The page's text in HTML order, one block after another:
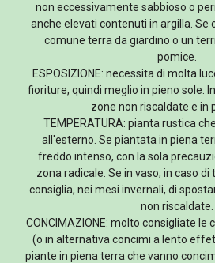
non eccessivamente sabbioso o
anche elevati contenuti in argilla. Se
comune terra da giardino o un
pomice.
ESPOSIZIONE: necessita di molta
fioriture, quindi meglio in pieno sole.
zone non riscaldate e in
TEMPERATURA: pianta rustica
all'esterno. Se piantata in piena
freddo intenso, con la sola
zona radicale. Se in vaso, in caso
consiglia, nei mesi invernali, di
non riscaldate.
CONCIMAZIONE: molto consigliate le
(o in alternativa concimi a lento
piante in piena terra che vanno